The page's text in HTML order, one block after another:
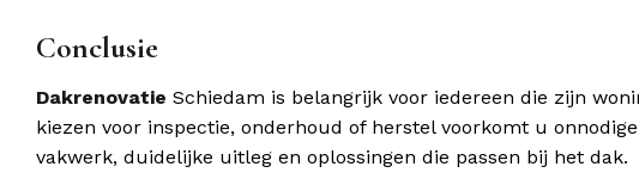
Conclusie
Dakrenovatie Schiedam is belangrijk voor iedereen die zijn
kiezen voor inspectie, onderhoud of herstel voorkomt u
vakwerk, duidelijke uitleg en oplossingen die passen bij het dak.